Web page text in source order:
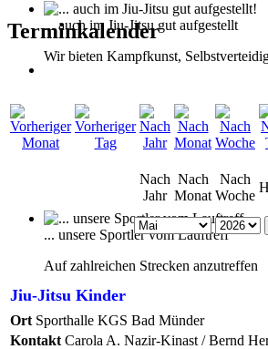
... auch im Jiu-Jitsu gut aufgestellt
Wir bieten Kampfkunst,
... unsere Sportler vom Lauftreff
Auf zahlreichen Strecken anzutreffen
Terminkalender
Nach
Jahr
Nach
Monat
Nach
Woche
Jiu-Jitsu Kinder
Ort Sporthalle KGS Bad Münder
Kontakt Carola A. Nazir-Kinast / Bernd